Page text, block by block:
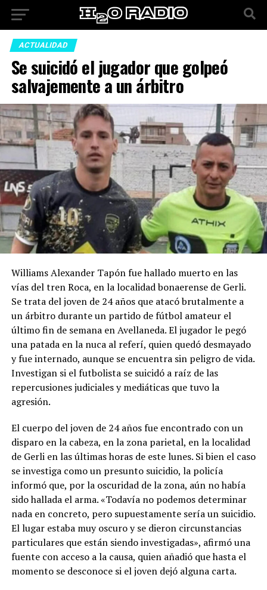
ACTUALIDAD
Se suicidó el jugador que golpeó
salvajemente a un árbitro
Williams Alexander Tapón fue hallado muerto en las
vías del tren Roca, en la localidad bonaerense de Gerli.
Se trata del joven de 24 años que atacó brutalmente a
un árbitro durante un partido de fútbol amateur el
último fin de semana en Avellaneda. El jugador le pegó
una patada en la nuca al referí, quien quedó desmayado
y fue internado, aunque se encuentra sin peligro de vida.
Investigan si el futbolista se suicidó a raíz de las
repercusiones judiciales y mediáticas que tuvo la
agresión.
El cuerpo del joven de 24 años fue encontrado con un
disparo en la cabeza, en la zona parietal, en la localidad
de Gerli en las últimas horas de este lunes. Si bien el caso
se investiga como un presunto suicidio, la policía
informó que, por la oscuridad de la zona, aún no había
sido hallada el arma. «Todavía no podemos determinar
nada en concreto, pero supuestamente sería un suicidio.
El lugar estaba muy oscuro y se dieron circunstancias
particulares que están siendo investigadas», afirmó una
fuente con acceso a la causa, quien añadió que hasta el
momento se desconoce si el joven dejó alguna carta.